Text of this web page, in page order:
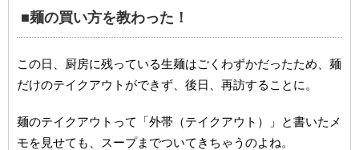
■麺の買い方を教わった！
この日、厨房に残っている生麺はごくわずかだったため、麺
だけのテイクアウトができず、後日、再訪することに。
麺のテイクアウトって「外帯（テイクアウト）」と書いたメ
モを見せても、スープまでついてきちゃうのよね。